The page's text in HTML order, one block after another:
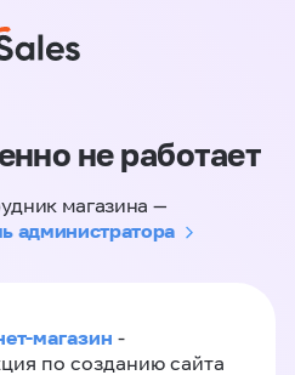
не работает
магазина —
администратора
магазин -
по созданию сайта